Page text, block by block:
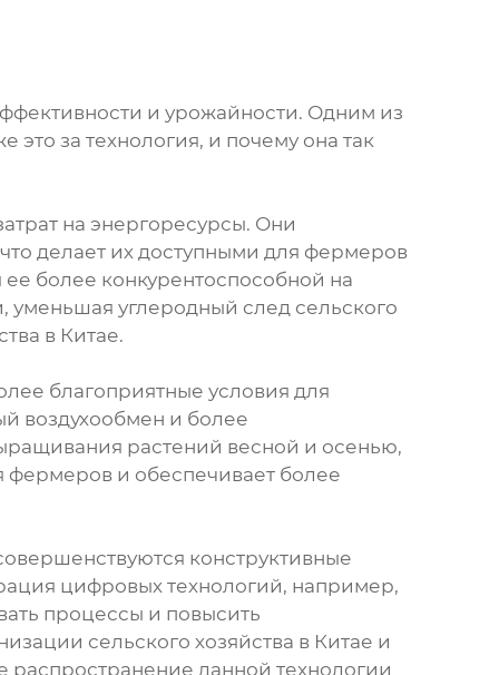
и урожайности. Одним из
за технология, и почему она так
на энергоресурсы. Они
делает их доступными для фермеров
более конкурентоспособной на
углеродный след сельского
в Китае.
благоприятные условия для
воздухообмен и более
растений весной и осенью,
фермеров и обеспечивает более
конструктивные
цифровых технологий, например,
процессы и повысить
сельского хозяйства в Китае и
распространение данной технологии